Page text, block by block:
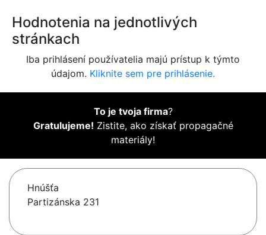
Hodnotenia na jednotlivých
stránkach
Iba prihlásení používatelia majú prístup k týmto
údajom. Kliknite sem pre prihlásenie.
To je tvoja firma?
Gratulujeme! Zistite, ako získať propagačné
materiály!
Hnúšťa
Partizánska 231